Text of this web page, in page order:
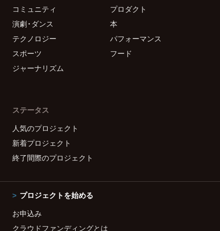
コミュニティ
プロダクト
演劇・ダンス
本
テクノロジー
パフォーマンス
スポーツ
フード
ジャーナリズム
ステータス
人気のプロジェクト
新着プロジェクト
終了間際のプロジェクト
プロジェクトを始める
お申込み
クラウドファンディングとは